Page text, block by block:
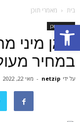
Open toolbar
בית מאמרי תוכן
מאמרי תוכן
מזגן מיני
במחיר
על ידי netzip
- מאי 22, 2022